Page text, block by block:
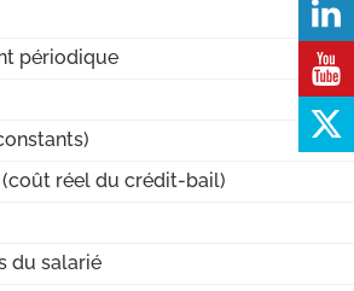
périodique
réel du crédit-bail)
du salarié